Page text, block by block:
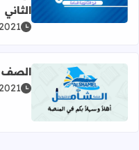
اقرأ المزيد عن
الثاني
اقرأ المزيد عن
الصف